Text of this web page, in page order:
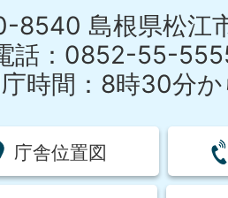
8540 島根県松江
話：0852-55-
時間：8時30分
庁舎位置図